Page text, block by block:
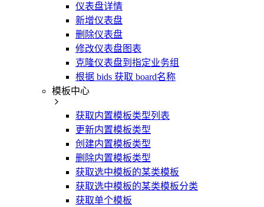
仪表盘详情
新增仪表盘
删除仪表盘
修改仪表盘图表
克隆仪表盘到指定业务组
根据 bids 获取 board名称
模板中心
获取内置模板类型列表
更新内置模板类型
创建内置模板类型
删除内置模板类型
获取选中模板的某类模板
获取选中模板的某类模板分类
获取单个模板